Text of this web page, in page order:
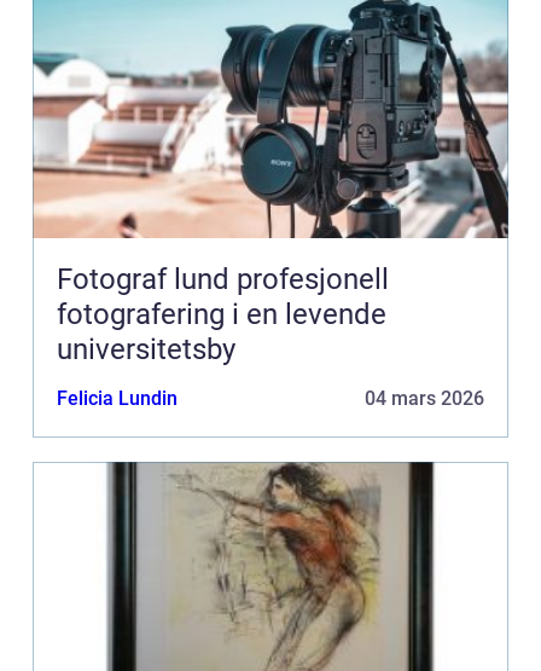
Fotograf lund profesjonell
fotografering i en levende
universitetsby
Felicia Lundin 04 mars 2026